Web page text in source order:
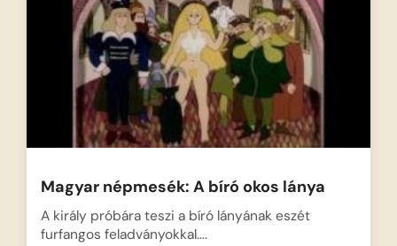
Magyar népmesék: A bíró okos lánya
A király próbára teszi a bíró lányának eszét
furfangos feladványokkal….